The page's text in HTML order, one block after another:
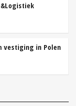
vestiging in Polen